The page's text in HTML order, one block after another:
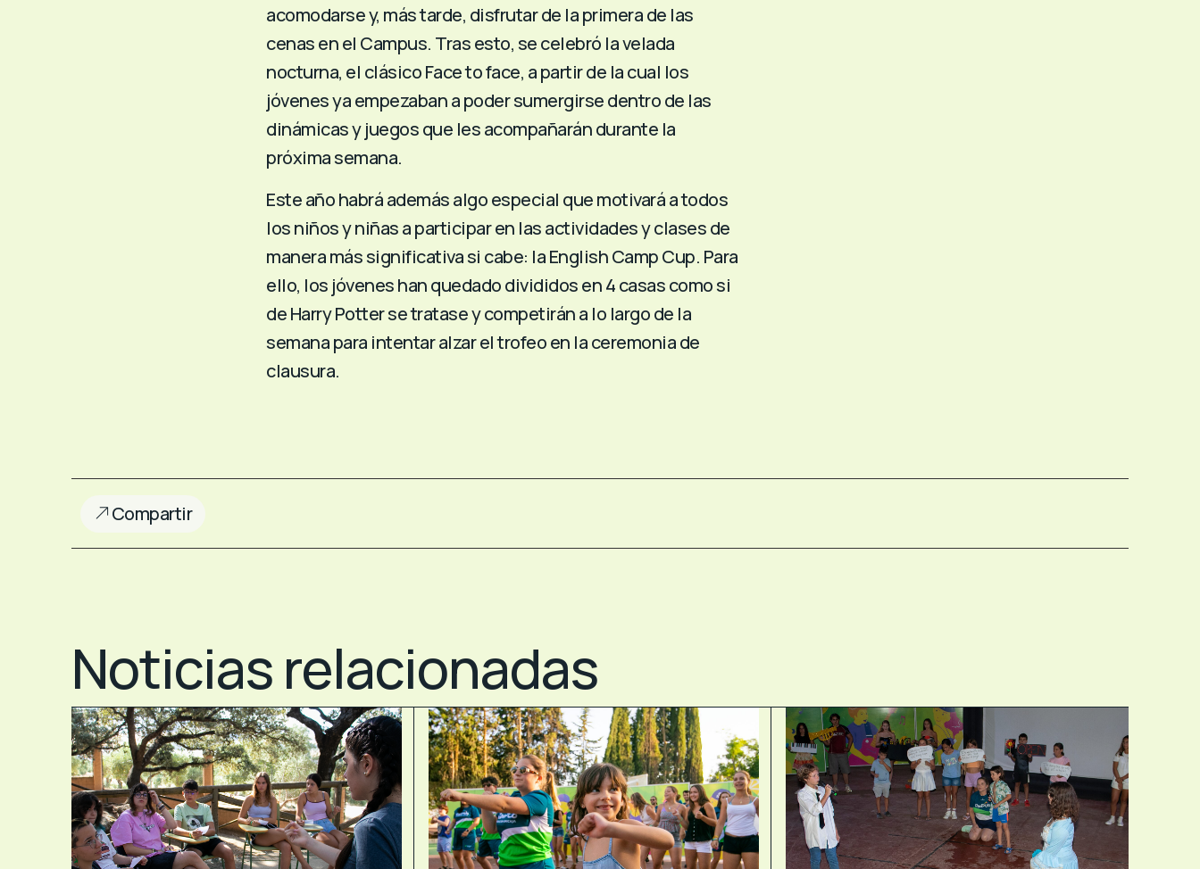
acomodarse y, más tarde, disfrutar de la primera de las
cenas en el Campus. Tras esto, se celebró la velada
nocturna, el clásico Face to face, a partir de la cual los
jóvenes ya empezaban a poder sumergirse dentro de las
dinámicas y juegos que les acompañarán durante la
próxima semana.
Este año habrá además algo especial que motivará a todos
los niños y niñas a participar en las actividades y clases de
manera más significativa si cabe: la English Camp Cup. Para
ello, los jóvenes han quedado divididos en 4 casas como si
de Harry Potter se tratase y competirán a lo largo de la
semana para intentar alzar el trofeo en la ceremonia de
clausura.
Compartir
Noticias relacionadas